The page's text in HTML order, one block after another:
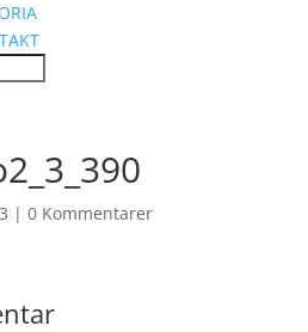
| 0 Kommentarer